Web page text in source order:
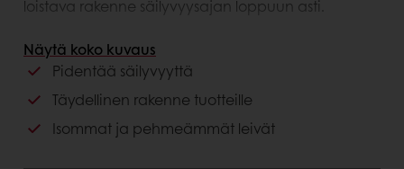
loistava rakenne säilyvyysajan loppuun asti.
Hyödyt kuluttajalle
Lopputuotteet ovat pehmeämpiä ja isompia
Pidempi säilyvyys ja täydellinen pehmeys
Näytä koko kuvaus
Pidentää säilyvyyttä
Täydellinen rakenne tuotteille
Isommat ja pehmeämmät leivät